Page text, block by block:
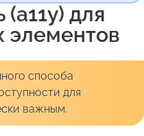
(a11y) для
способа
для
важным.